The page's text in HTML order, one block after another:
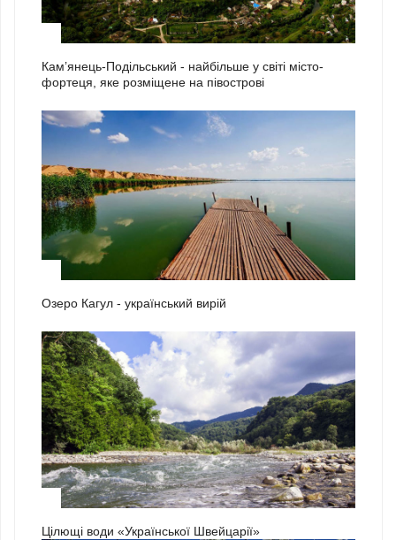
Кам’янець-Подільський - найбільше у світі місто-
фортеця, яке розміщене на півострові
Озеро Кагул - український вирій
Цілющі води «Української Швейцарії»